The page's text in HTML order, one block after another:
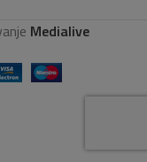
Medialive